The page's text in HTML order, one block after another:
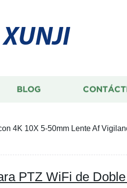
XUNJI
BLOG
4K 10X 5-50mm Lente Af
PTZ WiFi de